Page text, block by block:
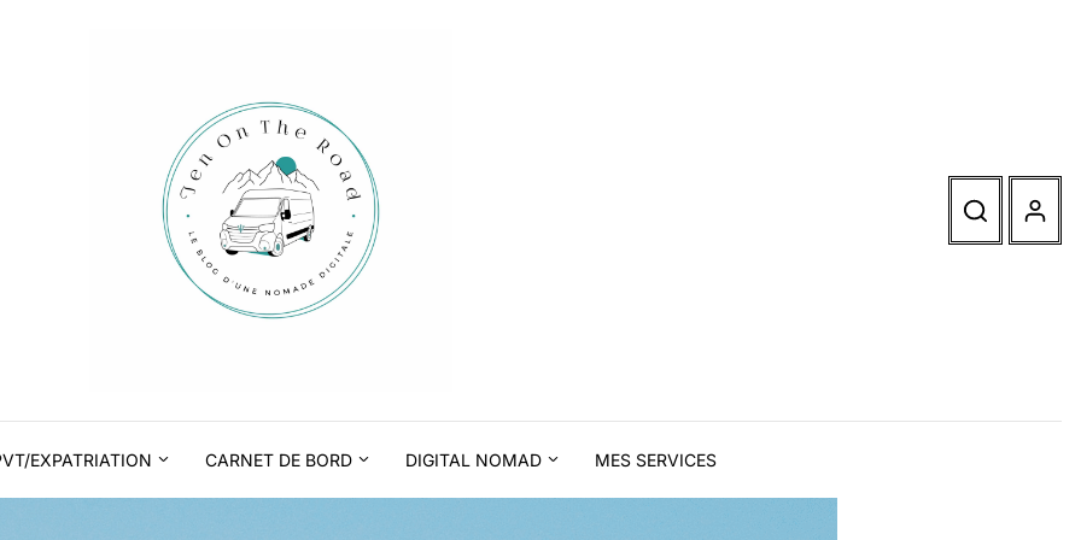
EXPATRIATION CARNET DE BORD DIGITAL NOMAD MES SERVICES